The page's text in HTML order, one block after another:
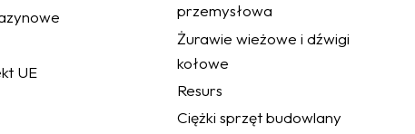
UE
przemysłowa
Żurawie wieżowe i dźwigi
kołowe
Resurs
Ciężki sprzęt budowlany